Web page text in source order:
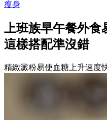
瘦身
上班族早午餐外食
這樣搭配準沒錯
精緻澱粉易使血糖上升速度